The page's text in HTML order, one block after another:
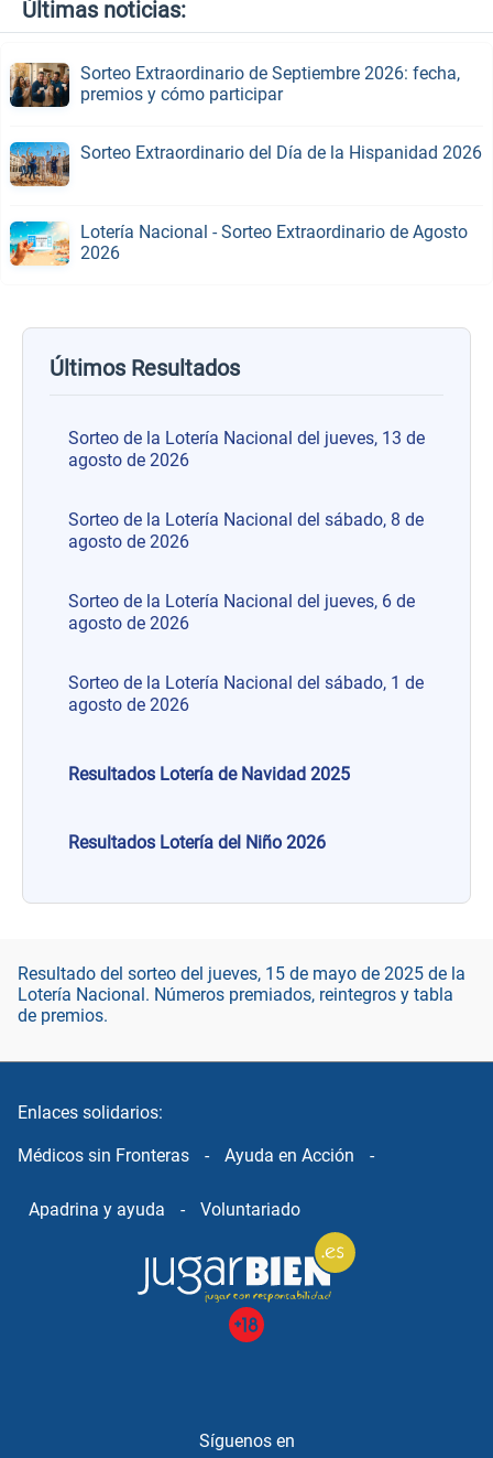
Resultado del sorteo del jueves, 15 de mayo de 2025 de la
Lotería Nacional. Números premiados, reintegros y tabla
de premios.
Últimas noticias:
Sorteo Extraordinario de Septiembre 2026: fecha,
premios y cómo participar
Sorteo Extraordinario del Día de la Hispanidad 2026
Lotería Nacional - Sorteo Extraordinario de Agosto
2026
Últimos Resultados
Sorteo de la Lotería Nacional del jueves, 13 de
agosto de 2026
Sorteo de la Lotería Nacional del sábado, 8 de
agosto de 2026
Sorteo de la Lotería Nacional del jueves, 6 de
agosto de 2026
Sorteo de la Lotería Nacional del sábado, 1 de
agosto de 2026
Resultados Lotería de Navidad 2025
Resultados Lotería del Niño 2026
Enlaces solidarios:
Médicos sin Fronteras - Ayuda en Acción -
Apadrina y ayuda - Voluntariado